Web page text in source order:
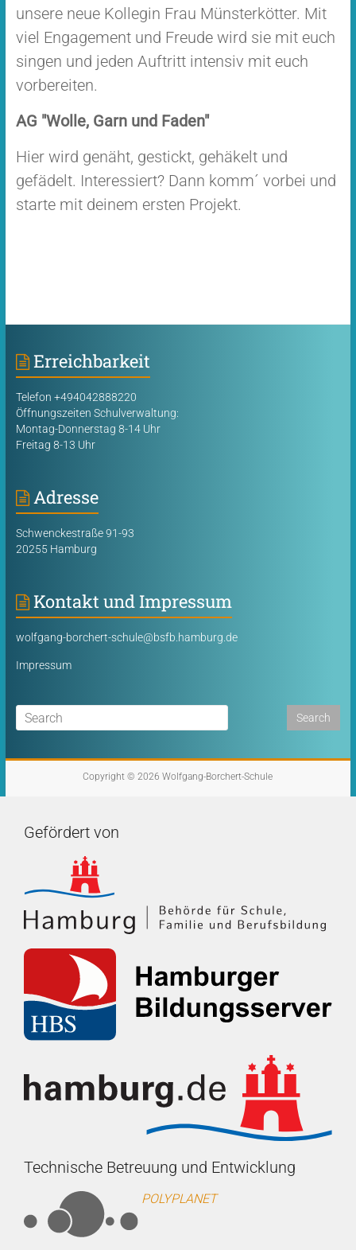
unsere neue Kollegin Frau Münsterkötter. Mit
viel Engagement und Freude wird sie mit euch
singen und jeden Auftritt intensiv mit euch
vorbereiten.
AG "Wolle, Garn und Faden"
Hier wird genäht, gestickt, gehäkelt und
gefädelt. Interessiert? Dann komm´ vorbei und
starte mit deinem ersten Projekt.
Erreichbarkeit
Telefon +494042888220
Öffnungszeiten Schulverwaltung:
Montag-Donnerstag 8-14 Uhr
Freitag 8-13 Uhr
Adresse
Schwenckestraße 91-93
20255 Hamburg
Kontakt und Impressum
wolfgang-borchert-schule@bsfb.hamburg.de
Impressum
Copyright © 2026Wolfgang-Borchert-Schule
Gefördert von
Technische Betreuung und Entwicklung
POLYPLANET